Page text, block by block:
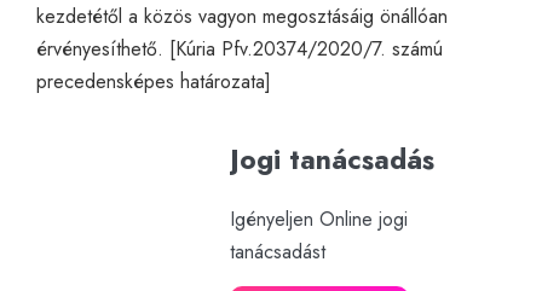
kezdetétől a közös vagyon megosztásáig önállóan
érvényesíthető. [Kúria Pfv.20374/2020/7. számú
precedensképes határozata]
Jogi tanácsadás
Igényeljen Online jogi
tanácsadást